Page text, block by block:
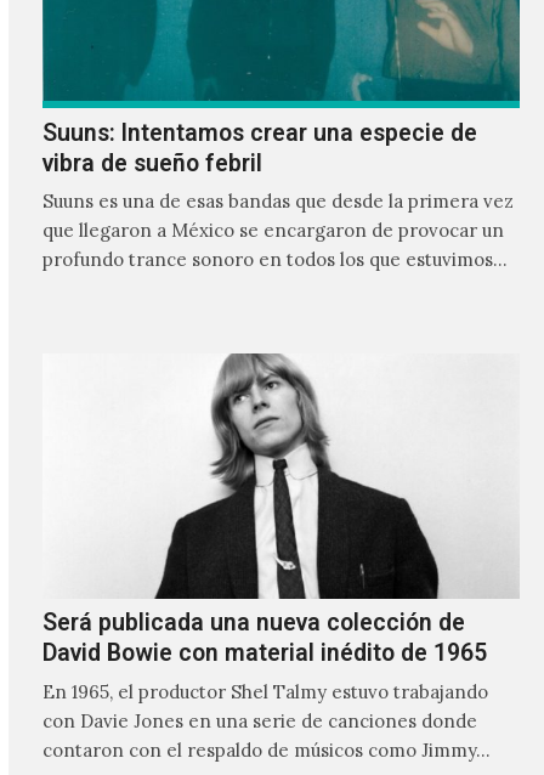
Suuns: Intentamos crear una especie de
vibra de sueño febril
Suuns es una de esas bandas que desde la primera vez
que llegaron a México se encargaron de provocar un
profundo trance sonoro en todos los que estuvimos
Será publicada una nueva colección de
David Bowie con material inédito de 1965
En 1965, el productor Shel Talmy estuvo trabajando
con Davie Jones en una serie de canciones donde
contaron con el respaldo de músicos como Jimmy…